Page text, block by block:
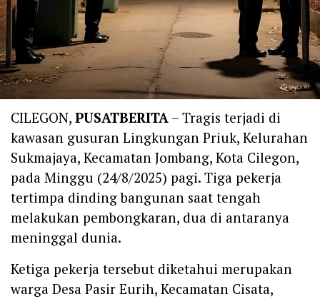
CILEGON, PUSATBERITA – Tragis terjadi di
kawasan gusuran Lingkungan Priuk, Kelurahan
Sukmajaya, Kecamatan Jombang, Kota Cilegon,
pada Minggu (24/8/2025) pagi. Tiga pekerja
tertimpa dinding bangunan saat tengah
melakukan pembongkaran, dua di antaranya
meninggal dunia.
Ketiga pekerja tersebut diketahui merupakan
warga Desa Pasir Eurih, Kecamatan Cisata,